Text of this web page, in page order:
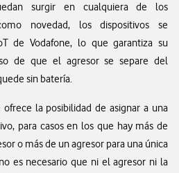
surgir en cualquiera de los
novedad, los dispositivos se
de Vodafone, lo que garantiza su
de que el agresor se separe del
sin batería.
la posibilidad de asignar a una
para casos en los que hay más de
o más de un agresor para una única
es necesario que ni el agresor ni la